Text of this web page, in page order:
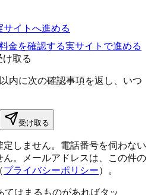
サイトへ進める
金を確認する実サイトで進める
取る
内に次の確認事項を返し、いつ
受け取る
しません。電話番号を伺わない
。メールアドレスは、この件の
プライバシーポリシー）。
てはまるものがあればタッ